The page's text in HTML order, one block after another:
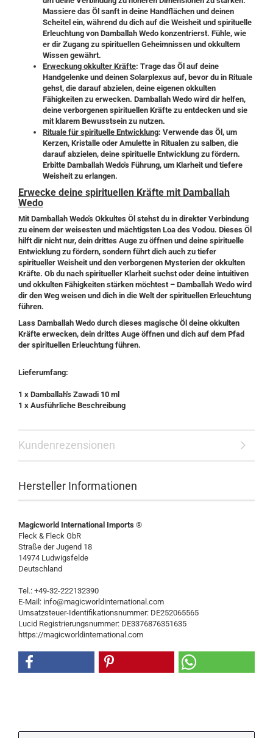
Massiere das Öl sanft in deine Handflächen und deinen
Scheitel ein, während du dich auf die Weisheit und spirituelle
Erleuchtung von Damballah Wedo konzentrierst. Fühle, wie
er dir Zugang zu spirituellen Geheimnissen und okkultem
Wissen gewährt.
Erweckung okkulter Kräfte: Trage das Öl auf deine
Handgelenke und deinen Solarplexus auf, bevor du in Rituale
gehst, die darauf abzielen, deine eigenen okkulten
Fähigkeiten zu erwecken. Damballah Wedo wird dir helfen,
deine verborgenen spirituellen Kräfte zu entdecken und sie
mit klarem Bewusstsein zu nutzen.
Rituale für spirituelle Entwicklung: Verwende das Öl, um
Kerzen, Kristalle oder Amulette in Ritualen zu salben, die
darauf abzielen, deine spirituelle Entwicklung zu fördern.
Erbitte Damballah Wedo's Führung, um Klarheit und tiefere
Weisheit zu erlangen.
Erwecke deine spirituellen Kräfte mit Damballah
Wedo
Mit Damballah Wedo's Okkultes Öl stehst du in direkter Verbindung
zu einem der weisesten und mächtigsten Loa des Vodou. Dieses Öl
hilft dir nicht nur, dein drittes Auge zu öffnen und deine spirituelle
Entwicklung zu fördern, sondern führt dich auch zu tiefer
spiritueller Weisheit und den verborgenen Mysterien der okkulten
Kräfte. Ob du nach spiritueller Klarheit suchst oder deine intuitiven
und okkulten Fähigkeiten stärken möchtest – Damballah Wedo wird
dir den Weg weisen und dich in die Welt der spirituellen Erleuchtung
führen.
Lass Damballah Wedo durch dieses magische Öl deine okkulten
Kräfte erwecken, dein drittes Auge öffnen und dich auf dem Pfad
der spirituellen Erleuchtung führen.
Lieferumfang:
1 x Damballah's Zawadi 10 ml
1 x Ausführliche Beschreibung
Kundenrezensionen
Hersteller Informationen
Magicworld International Imports ®
Fleck & Fleck GbR
Straße der Jugend 18
14974 Ludwigsfelde
Deutschland
Tel.: +49-32-222132390
E-Mail: info@magicworldinternational.com
Umsatzsteuer-Identifikationsnummer: DE252065565
Lucid Registrierungsnummer: DE3376876351635
https://magicworldinternational.com